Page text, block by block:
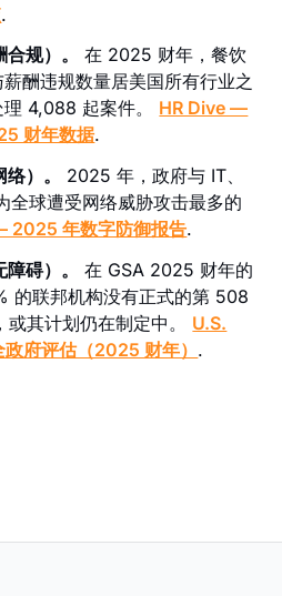
.
规）。
在 2025 财年，餐饮
酬违规数量居美国所有行业之
4,088 起案件。 HR Dive —
财年数据.
）。
2025 年，政府与 IT、
全球遭受网络威胁攻击最多的
年数字防御报告.
碍）。
在 GSA 2025 财年的
的联邦机构没有正式的第 508
其计划仍在制定中。 U.S.
府评估（2025 财年） .